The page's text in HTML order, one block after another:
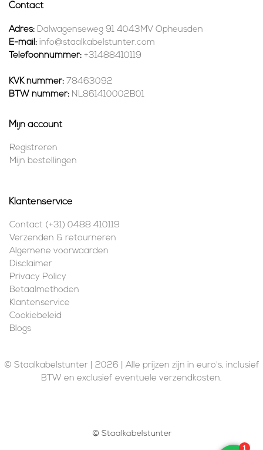
Contact
Adres: Dalwagenseweg 91 4043MV Opheusden
E-mail: info@staalkabelstunter.com
Telefoonnummer: +31488410119
KVK nummer: 78463092
BTW nummer: NL861410002B01
Mijn account
Registreren
Mijn bestellingen
Klantenservice
Contact (+31) 0488 410119
Verzenden & retourneren
Algemene voorwaarden
Disclaimer
Privacy Policy
Betaalmethoden
Klantenservice
Cookiebeleid
Blogs
© Staalkabelstunter | 2026 | Alle prijzen zijn in euro's, inclusief
BTW en exclusief eventuele verzendkosten.
© Staalkabelstunter